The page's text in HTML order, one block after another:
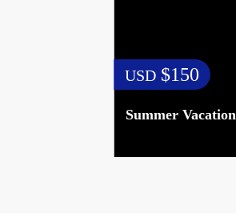
USD $150
Summer Vacation